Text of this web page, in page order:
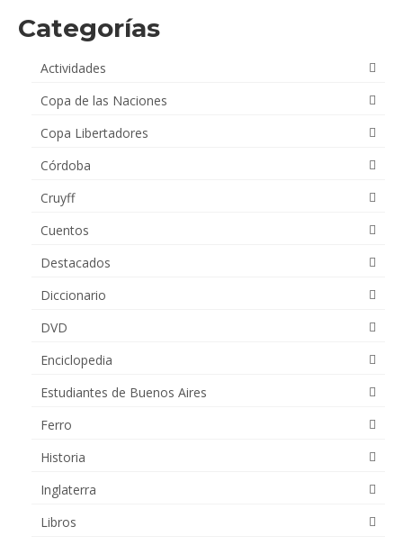
Categorías
Actividades
Copa de las Naciones
Copa Libertadores
Córdoba
Cruyff
Cuentos
Destacados
Diccionario
DVD
Enciclopedia
Estudiantes de Buenos Aires
Ferro
Historia
Inglaterra
Libros